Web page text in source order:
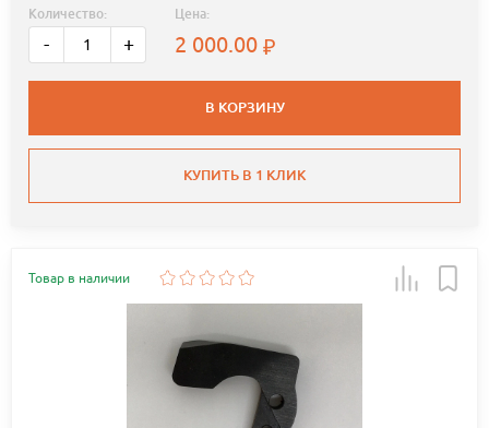
Количество:
- +
Цена:
2 000.00
В КОРЗИНУ
КУПИТЬ В 1 КЛИК
Товар в наличии